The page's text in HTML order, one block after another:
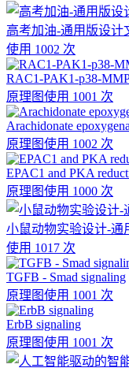
高考加油-通用版设计
使用 1002 次
RAC1-PAK1-p38-
原理图使用 1001 次
Arachidonate
原理图使用 1002 次
EPAC1 and PKA
原理图使用 1000 次
小鼠动物实验设计-通
使用 1017 次
TGFB - Smad signaling
原理图使用 1001 次
ErbB signaling
原理图使用 1001 次